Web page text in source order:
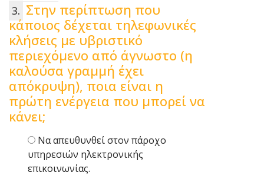
Στην περίπτωση που
κάποιος δέχεται τηλεφωνικές
κλήσεις με υβριστικό
περιεχόμενο από άγνωστο (η
καλούσα γραμμή έχει
απόκρυψη), ποια είναι η
πρώτη ενέργεια που μπορεί να
κάνει;
Να απευθυνθεί στον πάροχο
υπηρεσιών ηλεκτρονικής
επικοινωνίας.